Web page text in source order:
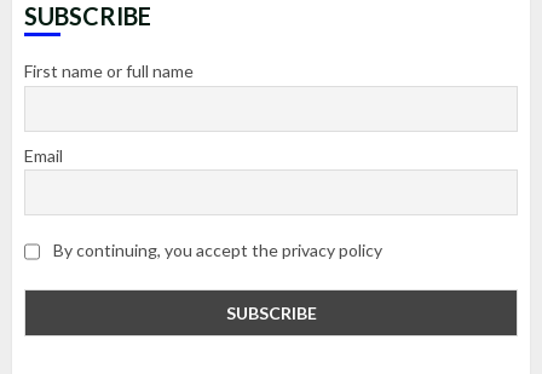
SUBSCRIBE
First name or full name
Email
By continuing, you accept the privacy policy